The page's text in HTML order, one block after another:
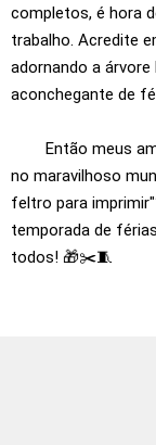
completos, é hora
trabalho. Acredite
adornando a
aconchegante de
Então meus
no maravilhoso
feltro para
temporada de
todos! 🎁✂️🧵